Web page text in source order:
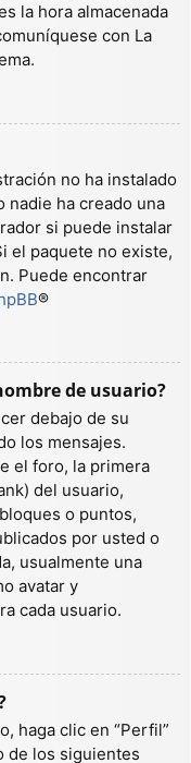
la hora almacenada
con La
no ha instalado
nadie ha creado una
si puede instalar
el paquete no existe,
Puede encontrar
®
de usuario?
debajo de su
los mensajes.
el foro, la primera
del usuario,
o puntos,
por usted o
usualmente una
avatar y
cada usuario.
haga clic en “Perfil”
de los siguientes